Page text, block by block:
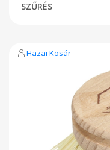
SZŰRÉS
Hazai Kosár